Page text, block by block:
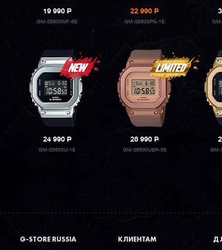
19 990P
GM-S5600MF-6E
22 990P
GM-S5600PG-1E
24 990P
GM-S5600U-1E
28 990P
GM-S5600UBR-5E GM-
G-STORE RUSSIA КЛИЕНТАМ